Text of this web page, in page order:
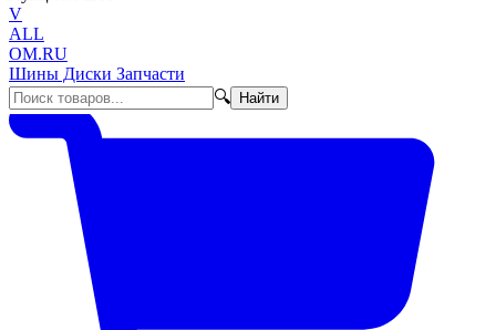
V
ALL
OM.RU
Шины Диски Запчасти
🔍
Найти